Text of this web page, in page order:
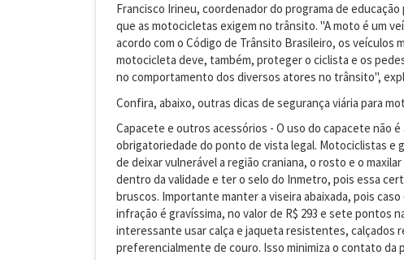
Francisco Irineu, coordenador do programa de
que as motocicletas exigem no trânsito. "A moto é um
acordo com o Código de Trânsito Brasileiro, os veículos
motocicleta deve, também, proteger o ciclista e os
no comportamento dos diversos atores no trânsito",
Confira, abaixo, outras dicas de segurança viária para
Capacete e outros acessórios - O uso do capacete não é
obrigatoriedade do ponto de vista legal. Motociclistas e
de deixar vulnerável a região craniana, o rosto e o
dentro da validade e ter o selo do Inmetro, pois essa
bruscos. Importante manter a viseira abaixada, pois
infração é gravíssima, no valor de R$ 293 e sete pontos
interessante usar calça e jaqueta resistentes, calçados
preferencialmente de couro. Isso minimiza o contato da